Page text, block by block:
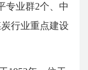
专业群2个、中
行业重点建设